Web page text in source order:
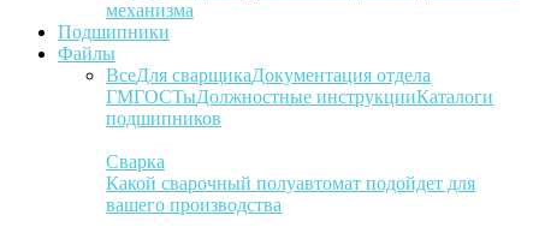
механизма
Подшипники
Файлы
ВсеДля сварщикаДокументация отдела
ГМГОСТыДолжностные инструкцииКаталоги
подшипников
Сварка
Какой сварочный полуавтомат подойдет для
вашего производства